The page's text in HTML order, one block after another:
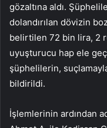
gözaltına aldı.
dolandırılan dövizin
belirtilen 72 bin lira, 2
uyuşturucu hap ele
şüphelilerin,
bildirildi.
İşlemlerinin ardından